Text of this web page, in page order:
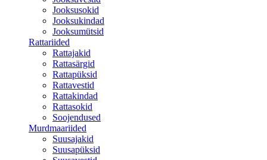
Jooksusokid
Jooksukindad
Jooksumütsid
Rattariided
Rattajakid
Rattasärgid
Rattapüksid
Rattavestid
Rattakindad
Rattasokid
Soojendused
Murdmaariided
Suusajakid
Suusapüksid